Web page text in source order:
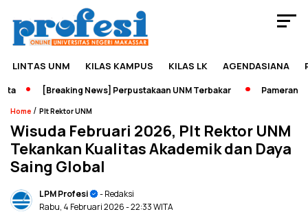
LINTAS UNM KILAS KAMPUS KILAS LK AGENDASIANA
[Breaking News] Perpustakaan UNM Terbakar Pameran
Home / Plt Rektor UNM
Wisuda Februari 2026, Plt Rektor UNM
Tekankan Kualitas Akademik dan Daya
Saing Global
LPM Profesi
- Redaksi
Rabu, 4 Februari 2026- 22:33 WITA